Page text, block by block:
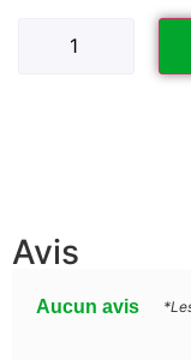
Avis
Aucun avis